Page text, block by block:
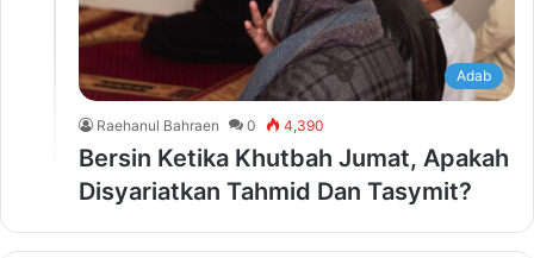
Adab
Raehanul Bahraen 0 4,390
Bersin Ketika Khutbah Jumat, Apakah
Disyariatkan Tahmid Dan Tasymit?